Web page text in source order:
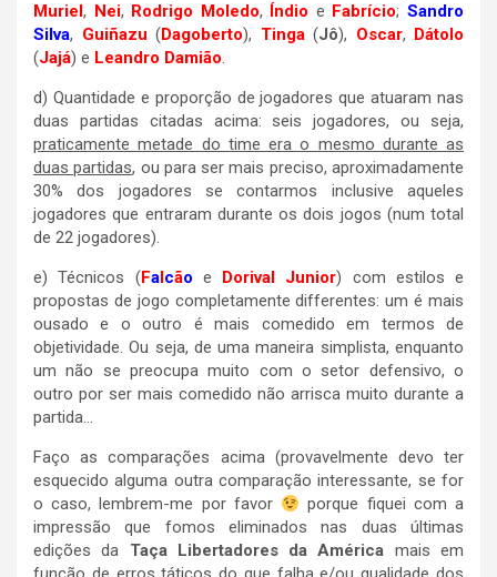
Muriel, Nei, Rodrigo Moledo, Índio e Fabrício;Sandro
Silva, Guiñazu (Dagoberto), Tinga(Jô), Oscar, Dátolo
(Jajá) e Leandro Damião.
d) Quantidade e proporção de jogadores que atuaram nas
duas partidas citadas acima: seis jogadores, ou seja,
praticamente metade do time era o mesmo durante as
duas partidas, ou para ser mais preciso, aproximadamente
30% dos jogadores se contarmos inclusive aqueles
jogadores que entraram durante os dois jogos (num total
de 22 jogadores).
e) Técnicos (Falcão e Dorival Junior) com estilos e
propostas de jogo completamente differentes: um é mais
ousado e o outro é mais comedido em termos de
objetividade. Ou seja, de uma maneira simplista, enquanto
um não se preocupa muito com o setor defensivo, o
outro por ser mais comedido não arrisca muito durante a
partida…
Faço as comparações acima (provavelmente devo ter
esquecido alguma outra comparação interessante, se for
o caso, lembrem-me por favor
porque fiquei com a
impressão que fomos eliminados nas duas últimas
edições da Taça Libertadores da América mais em